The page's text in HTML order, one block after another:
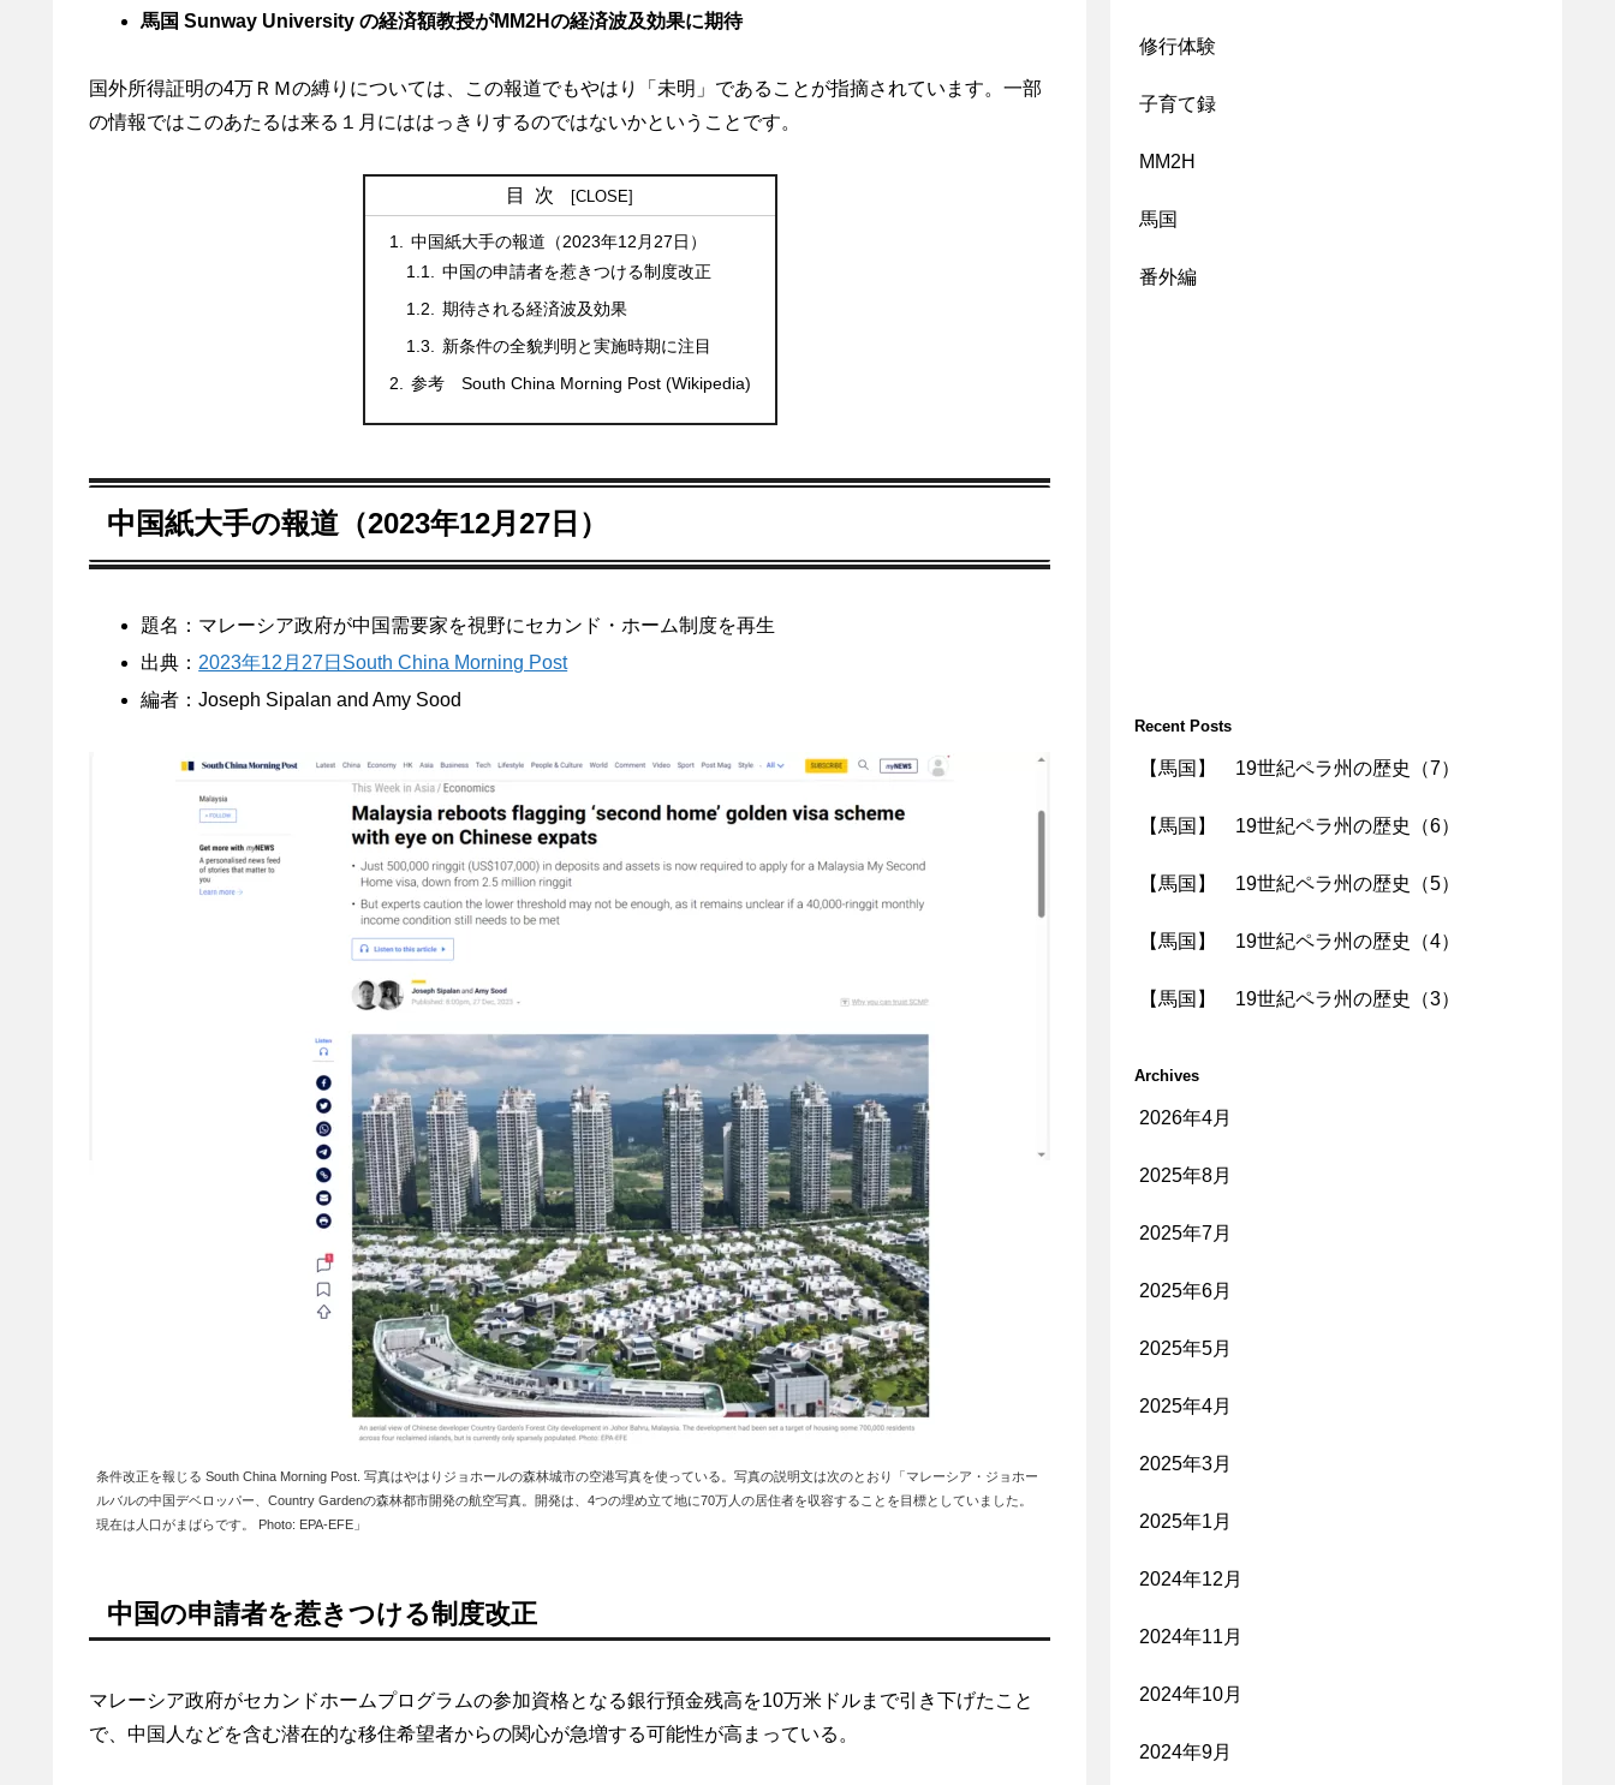
馬国 Sunway University の経済額教授がMM2Hの経済波及効果に期待
国外所得証明の4万ＲＭの縛りについては、この報道でもやはり「未明」であることが指摘されています。一部
の情報ではこのあたるは来る１月にははっきりするのではないかということです。
目次
中国紙大手の報道（2023年12月27日）
中国の申請者を惹きつける制度改正
期待される経済波及効果
新条件の全貌判明と実施時期に注目
参考 South China Morning Post (Wikipedia)
中国紙大手の報道（2023年12月27日）
題名：マレーシア政府が中国需要家を視野にセカンド・ホーム制度を再生
出典： 2023年12月27日South China Morning Post
編者：Joseph Sipalan and Amy Sood
条件改正を報じる South China Morning Post. 写真はやはりジョホールの森林城市の空港写真を使っている。写真の説明文は次のとおり「マレーシア・ジョホー
ルバルの中国デベロッパー、Country Gardenの森林都市開発の航空写真。開発は、4つの埋め立て地に70万人の居住者を収容することを目標としていました。
現在は人口がまばらです。 Photo: EPA-EFE」
中国の申請者を惹きつける制度改正
マレーシア政府がセカンドホームプログラムの参加資格となる銀行預金残高を10万米ドルまで引き下げたこと
で、中国人などを含む潜在的な移住希望者からの関心が急増する可能性が高まっている。
修行体験
子育て録
MM2H
馬国
番外編
Recent Posts
【馬国】 19世紀ペラ州の歴史（7）
【馬国】 19世紀ペラ州の歴史（6）
【馬国】 19世紀ペラ州の歴史（5）
【馬国】 19世紀ペラ州の歴史（4）
【馬国】 19世紀ペラ州の歴史（3）
Archives
2026年4月
2025年8月
2025年7月
2025年6月
2025年5月
2025年4月
2025年3月
2025年1月
2024年12月
2024年11月
2024年10月
2024年9月